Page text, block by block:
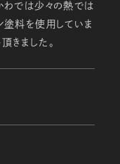
わでは少々の熱では
塗料を使用していま
きました。